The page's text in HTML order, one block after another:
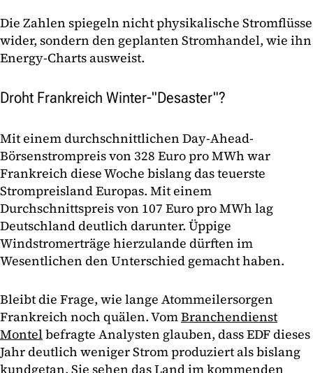
Die Zahlen spiegeln nicht physikalische Stromflüsse
wider, sondern den geplanten Stromhandel, wie ihn
Energy-Charts ausweist.
Droht Frankreich Winter-"Desaster"?
Mit einem durchschnittlichen Day-Ahead-
Börsenstrompreis von 328 Euro pro MWh war
Frankreich diese Woche bislang das teuerste
Strompreisland Europas. Mit einem
Durchschnittspreis von 107 Euro pro MWh lag
Deutschland deutlich darunter. Üppige
Windstromerträge hierzulande dürften im
Wesentlichen den Unterschied gemacht haben.
Bleibt die Frage, wie lange Atommeilersorgen
Frankreich noch quälen. VomBranchendienst
Montelbefragte Analysten glauben, dass EDF dieses
Jahr deutlich weniger Strom produziert als bislang
kundgetan. Sie sehen das Land im kommenden